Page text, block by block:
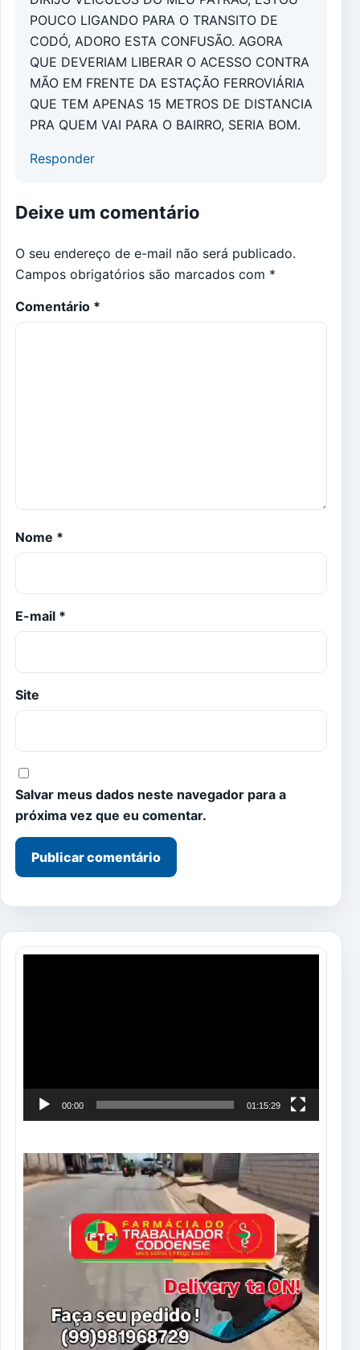
POUCO LIGANDO PARA O TRANSITO DE
CODÓ, ADORO ESTA CONFUSÃO. AGORA
QUE DEVERIAM LIBERAR O ACESSO CONTRA
MÃO EM FRENTE DA ESTAÇÃO FERROVIÁRIA
QUE TEM APENAS 15 METROS DE DISTANCIA
PRA QUEM VAI PARA O BAIRRO, SERIA BOM.
Responder
Deixe um comentário
O seu endereço de e-mail não será publicado.
Campos obrigatórios são marcados com *
Comentário *
Nome *
E-mail *
Site
Salvar meus dados neste navegador para a
próxima vez que eu comentar.
00:00 01:15:29
Tocador
de